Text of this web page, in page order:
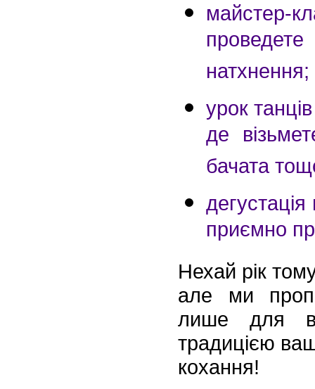
майстер-
натхнення;
урок
де
бачата
приємно
Нехай рік
але ми
лише для
традицією
кохання!